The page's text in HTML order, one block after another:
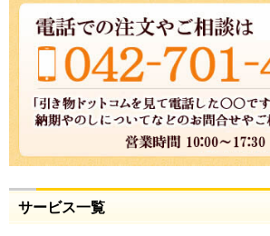
サービス一覧